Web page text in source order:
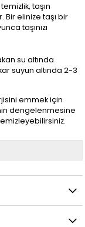
taşın
Bir elinize taşı bir
taşınızı
su altında
suyun altında 2-3
emmek için
dengelenmesine